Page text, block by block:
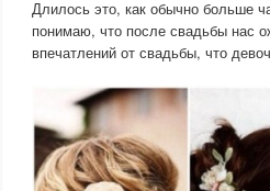
Длилось это, как обычно больше
понимаю, что после свадьбы нас
впечатлений от свадьбы, что